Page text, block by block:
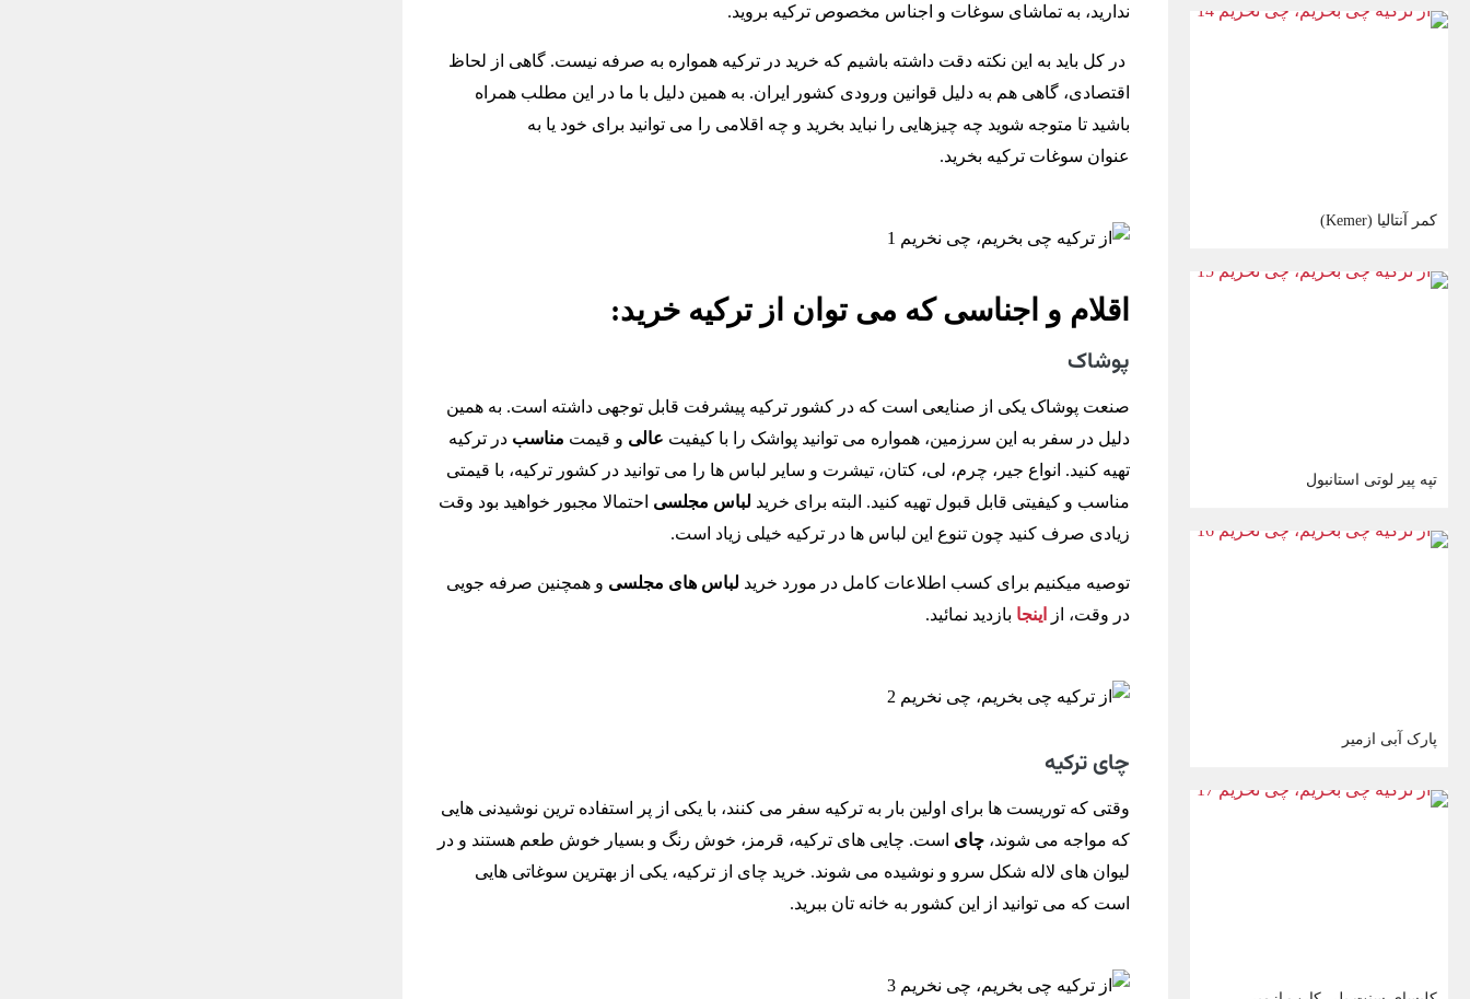
کمر آنتالیا (Kemer)
تپه پیر لوتی استانبول
پارک آبی ازمیر
ندارید، به تماشای سوغات و اجناس مخصوص ترکیه بروید.
در کل باید به این نکته دقت داشته باشیم که خرید در ترکیه همواره به صرفه نیست. گاهی از لحاظ
اقتصادی، گاهی هم به دلیل قوانین ورودی کشور ایران. به همین دلیل با ما در این مطلب همراه
باشید تا متوجه شوید چه چیزهایی را نباید بخرید و چه اقلامی را می توانید برای خود یا به
عنوان سوغات ترکیه بخرید.
اقلام و اجناسی که می توان از ترکیه خرید:
پوشاک
صنعت پوشاک یکی از صنایعی است که در کشور ترکیه پیشرفت قابل توجهی داشته است. به همین
دلیل در سفر به این سرزمین، همواره می توانید پواشک را با کیفیت عالی و قیمت مناسب در ترکیه
تهیه کنید. انواع جیر، چرم، لی، کتان، تیشرت و سایر لباس ها را می توانید در کشور ترکیه، با قیمتی
مناسب و کیفیتی قابل قبول تهیه کنید. البته برای خرید لباس مجلسی احتمالا مجبور خواهید بود وقت
زیادی صرف کنید چون تنوع این لباس ها در ترکیه خیلی زیاد است.
توصیه میکنیم برای کسب اطلاعات کامل در مورد خرید لباس های مجلسی و همچنین صرفه جویی
در وقت، از
اینجا بازدید نمائید.
چای ترکیه
وقتی که توریست ها برای اولین بار به ترکیه سفر می کنند، با یکی از پر استفاده ترین نوشیدنی هایی
که مواجه می شوند، چای است. چایی های ترکیه، قرمز، خوش رنگ و بسیار خوش طعم هستند و در
لیوان های لاله شکل سرو و نوشیده می شوند. خرید چای از ترکیه، یکی از بهترین سوغاتی هایی
است که می توانید از این کشور به خانه تان ببرید.